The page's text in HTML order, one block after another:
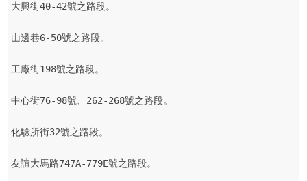
大興街40-42號之路段。
山邊巷6-50號之路段。
工廠街198號之路段。
中心街76-98號、262-268號之路段。
化驗所街32號之路段。
友誼大馬路747A-779E號之路段。